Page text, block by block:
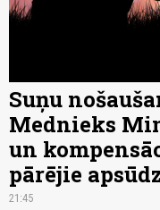
Suņu
Mednieks
un
pārējie
21:45